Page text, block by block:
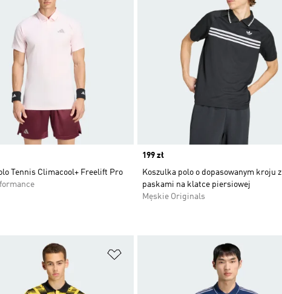
Tennis Climacool+ Freelift Pro
Price
199 zł
Koszulka polo o dopasowanym kroju z
paskami na klatce piersiowej
Męskie Originals